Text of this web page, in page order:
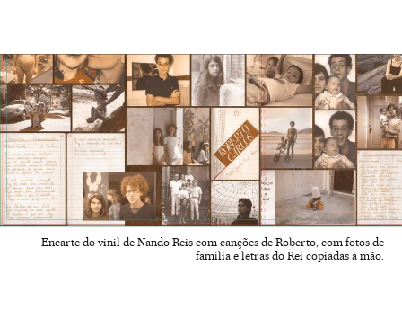
Encarte do vinil de Nando Reis com canções de Roberto, com fotos de
família e letras do Rei copiadas à mão.